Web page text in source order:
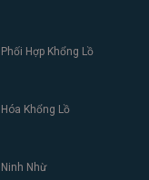
Phối Hợp Khổng Lồ
Hóa Khổng Lồ
Ninh Nhừ